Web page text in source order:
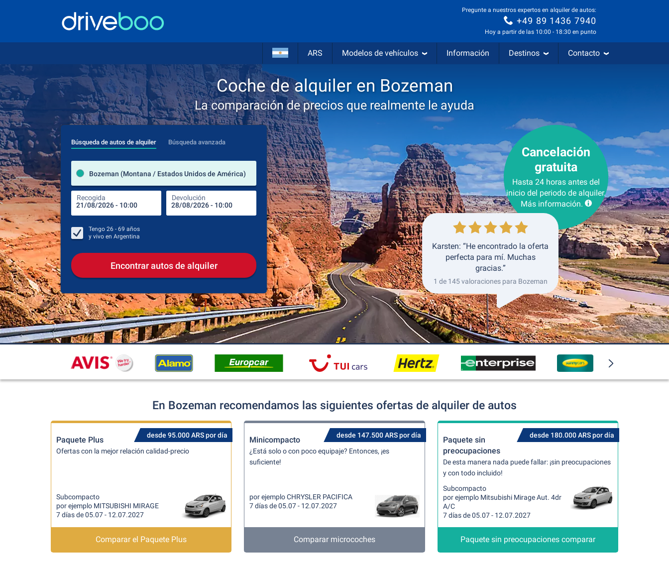
Pregunte a nuestros expertos en alquiler de autos:
+49 89 1436 7940
Hoy a partir de las 10:00 - 18:30 en punto
ARS Modelos de vehículos Información Destinos Contacto
Coche de alquiler en Bozeman
La comparación de precios que realmente le ayuda
Búsqueda de autos de alquiler Búsqueda avanzada
Bozeman (Montana / Estados Unidos de América)
Recogida Devolución
lugar de alquiler
Lugar de devolución
Recogida Devolución
Tengo 26 - 69 años
y vivo en Argentina
Encontrar autos de alquiler
Cancelación
gratuita
Hasta 24 horas antes del
inicio del periodo de alquiler.
Más información.
Karsten: “He encontrado la oferta
perfecta para mí. Muchas
gracias.”
1 de 145 valoraciones para Bozeman
En Bozeman recomendamos las siguientes ofertas de alquiler de autos
desde 95.000 ARS por día
Paquete Plus
Ofertas con la mejor relación calidad-precio
Subcompacto
por ejemplo MITSUBISHI MIRAGE
7 días de 05.07 - 12.07.2027
Comparar el Paquete Plus
desde 147.500 ARS por día
Minicompacto
¿Está solo o con poco equipaje? Entonces, ¡es
suficiente!
por ejemplo CHRYSLER PACIFICA
7 días de 05.07 - 12.07.2027
Comparar microcoches
desde 180.000 ARS por día
Paquete sin
preocupaciones
De esta manera nada puede fallar: ¡sin preocupaciones
y con todo incluido!
Subcompacto
por ejemplo Mitsubishi Mirage Aut. 4dr
A/C
7 días de 05.07 - 12.07.2027
Paquete sin preocupaciones comparar